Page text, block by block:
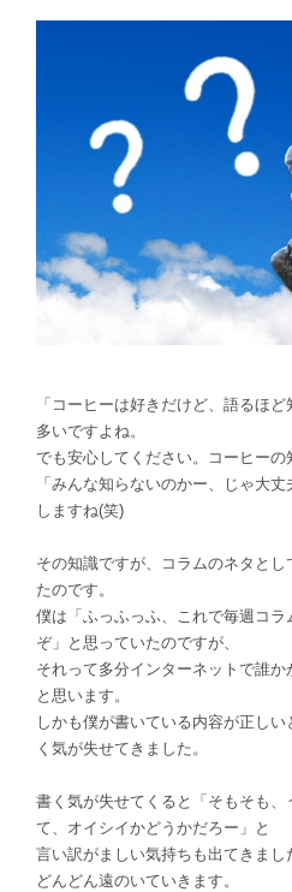
「コーヒーは好きだけど、語るほ
多いですよね。
でも安心してください。コーヒーの
「みんな知らないのかー、じゃ大
しますね(笑)
その知識ですが、コラムのネタと
たのです。
僕は「ふっふっふ、これで毎週コ
ぞ」と思っていたのですが、
それって多分インターネットで誰
と思います。
しかも僕が書いている内容が正し
く気が失せてきました。
書く気が失せてくると「そもそも、
て、オイシイかどうかだろー」と
言い訳がましい気持ちも出てきま
どんどん遠のいていきます。